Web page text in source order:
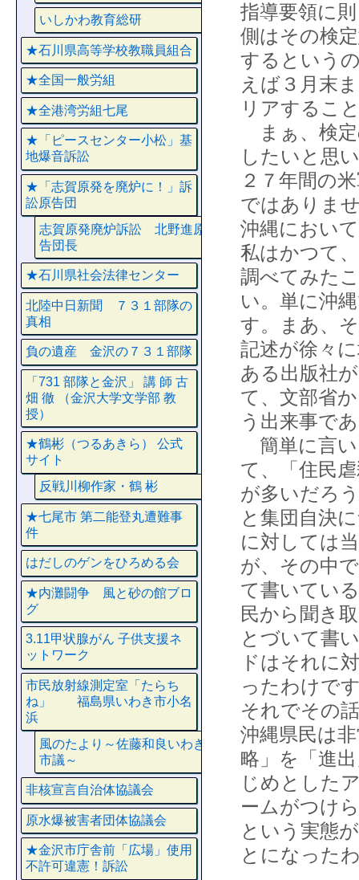
指導要領に
側はその検
するという
えば３月末
リアするこ
まぁ、検定
したいと思
２７年間の
ではありま
沖縄におい
私はかつて
調べてみた
い。単に沖
す。まあ、
記述が徐々
ある出版社
て、文部省
う出来事で
簡単に言い
て、「住民
が多いだろ
と集団自決
に対しては
が、その中
て書いてい
民から聞き
とづいて書
ドはそれに
ったわけで
それでその
沖縄県民は
略」を「進
じめとした
ームがつけ
という実態
とになった
いしかわ教育総研
★石川県高等学校教職員組合
★全国一般労組
★全港湾労組七尾
★「ピースセンター小松」基
地爆音訴訟
★「志賀原発を廃炉に！」訴
訟原告団
志賀原発廃炉訴訟 北野進原
告団長
★石川県社会法律センター
北陸中日新聞 ７３１部隊の
真相
負の遺産 金沢の７３１部隊
「731 部隊と金沢」 講 師 古
畑 徹 （金沢大学文学部 教
授）
★鶴彬（つるあきら） 公式
サイト
反戦川柳作家・鶴 彬
★七尾市 第二能登丸遭難事
件
はだしのゲンをひろめる会
★内灘闘争 風と砂の館ブロ
グ
3.11甲状腺がん 子供支援ネ
ットワーク
市民放射線測定室「たらち
ね」 福島県いわき市小名
浜
風のたより～佐藤和良いわき
市議～
非核宣言自治体協議会
原水爆被害者団体協議会
★金沢市庁舎前「広場」使用
不許可違憲！訴訟